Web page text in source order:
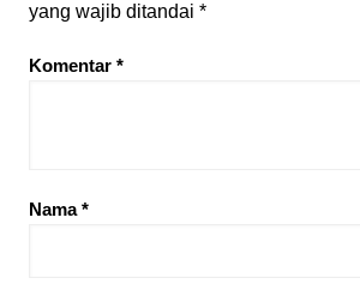
yang wajib ditandai *
Komentar *
Nama*